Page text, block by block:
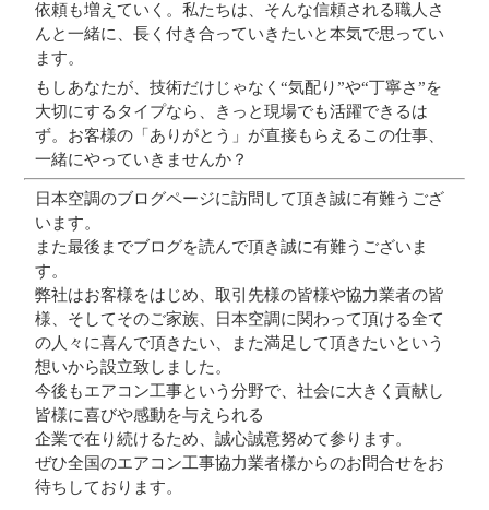
依頼も増えていく。私たちは、そんな信頼される職人さ
んと一緒に、長く付き合っていきたいと本気で思ってい
ます。
もしあなたが、技術だけじゃなく“気配り”や“丁寧さ”を
大切にするタイプなら、きっと現場でも活躍できるは
ず。お客様の「ありがとう」が直接もらえるこの仕事、
一緒にやっていきませんか？
日本空調のブログページに訪問して頂き誠に有難うござ
います。
また最後までブログを読んで頂き誠に有難うございま
す。
弊社はお客様をはじめ、取引先様の皆様や協力業者の皆
様、そしてそのご家族、日本空調に関わって頂ける全て
の人々に喜んで頂きたい、また満足して頂きたいという
想いから設立致しました。
今後もエアコン工事という分野で、社会に大きく貢献し
皆様に喜びや感動を与えられる
企業で在り続けるため、誠心誠意努めて参ります。
ぜひ全国のエアコン工事協力業者様からのお問合せをお
待ちしております。